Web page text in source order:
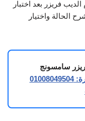
فريزر بعد اختبار
واختيار
سامسونج